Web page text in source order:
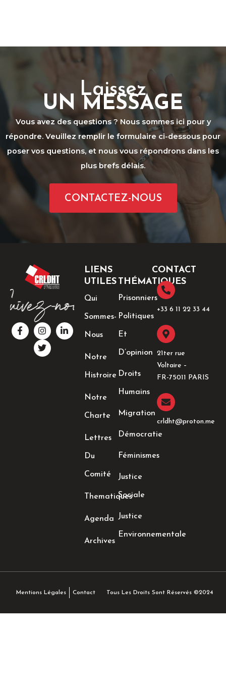
Laissez
UN MESSAGE
Vous avez des questions ? Nous sommes ici pour y
répondre. Veuillez remplir le formulaire ci-dessous pour
poser vos questions, et nous vous répondrons dans les
plus brefs délais.
CONTACTEZ-NOUS
F
a
c
I
n
s
t
a
L
i
n
T
w
i
t
t
LIENS
UTILES
Qui
Sommes-
Nous
Notre
Histroire
Notre
Charte
Lettres
Du
Comité
Thematiques
Agenda
Archives
THÉMATIQUES
Prisonniers
Politiques
Et
D’opinion
Droits
Humains
Migration
Démocratie
Féminismes
Justice
Sociale
Justice
Environnementale
CONTACT
+33 6 11 22 33 44​
21ter rue
Voltaire –
FR-75011 PARIS
crldht@proton.me
Mentions Légales Contact Tous Les Droits Sont Réservés ©2024